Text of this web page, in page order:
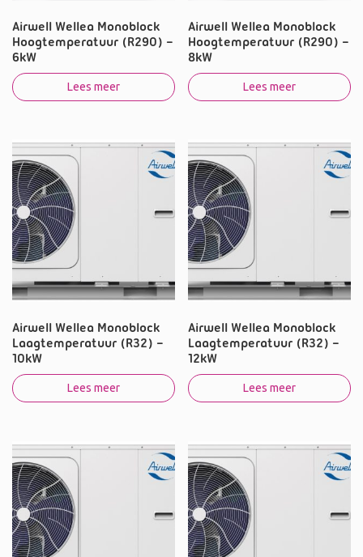
Airwell Wellea Monoblock
Hoogtemperatuur (R290) –
6kW
Lees meer
Airwell Wellea Monoblock
Hoogtemperatuur (R290) –
8kW
Lees meer
Airwell Wellea Monoblock
Laagtemperatuur (R32) –
10kW
Lees meer
Airwell Wellea Monoblock
Laagtemperatuur (R32) –
12kW
Lees meer